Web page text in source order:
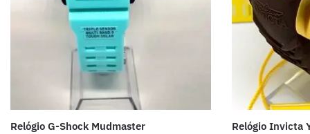
Relógio G-Shock Mudmaster Relógio Invicta